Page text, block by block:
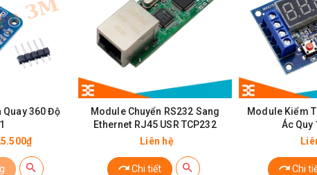
USB Cho Module Wifi ESP8266-01
: 3.3V
Quay 360 Độ
Module Chuyển RS232 Sang
Ethernet RJ45 USR TCP232
Liên hệ
Chi tiết
Module Kiểm
Ác Quy
Chi